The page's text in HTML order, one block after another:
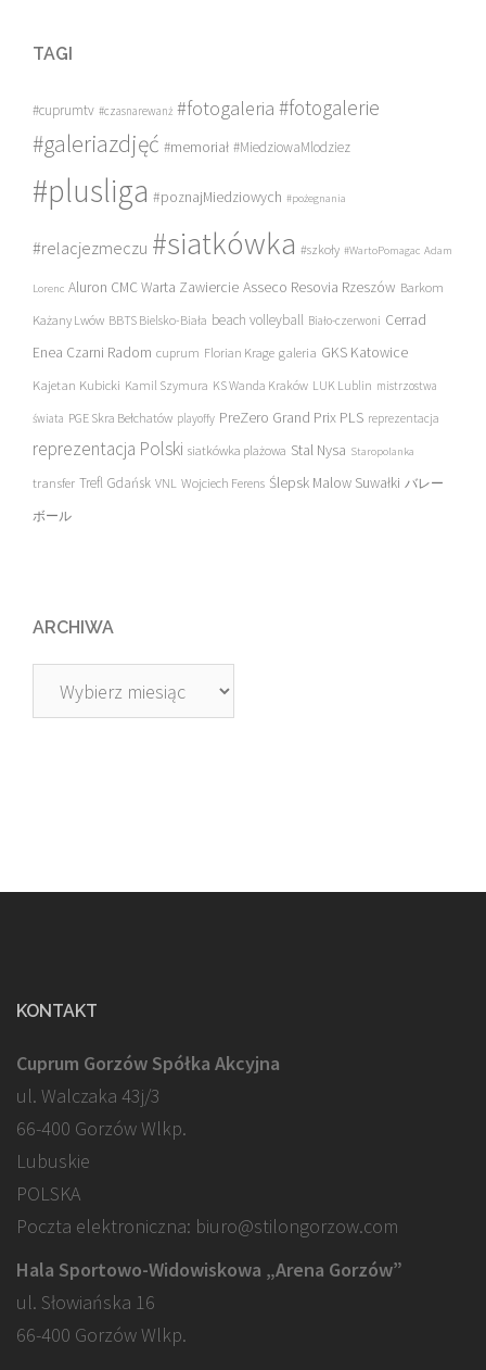
TAGI
#cuprumtv #czasnarewanż #fotogaleria #fotogalerie
#galeriazdjęć #memoriał #MiedziowaMlodziez
#plusliga #poznajMiedziowych #pożegnania
#relacjezmeczu #siatkówka #szkoły #WartoPomagac Adam
Lorenc Aluron CMC Warta Zawiercie Asseco Resovia Rzeszów Barkom
Każany Lwów BBTS Bielsko-Biała beach volleyball Biało-czerwoni Cerrad
Enea Czarni Radom cuprum Florian Krage galeria GKS Katowice
Kajetan Kubicki Kamil Szymura KS Wanda Kraków LUK Lublin mistrzostwa
świata PGE Skra Bełchatów playoffy PreZero Grand Prix PLS reprezentacja
reprezentacja Polski siatkówka plażowa Stal Nysa Staropolanka
transfer Trefl Gdańsk VNL Wojciech Ferens Ślepsk Malow Suwałki バレー
ボール
ARCHIWA
Archiwa
KONTAKT
Cuprum Gorzów Spółka Akcyjna
ul. Walczaka 43j/3
66-400 Gorzów Wlkp.
Lubuskie
POLSKA
Poczta elektroniczna: biuro@stilongorzow.com
Hala Sportowo-Widowiskowa „Arena Gorzów”
ul. Słowiańska 16
66-400 Gorzów Wlkp.